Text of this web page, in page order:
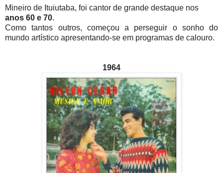
Mineiro de Ituiutaba, foi cantor de grande destaque nos
anos 60 e 70.
Como tantos outros, começou a perseguir o sonho do
mundo artístico apresentando-se em programas de calouro.
1964